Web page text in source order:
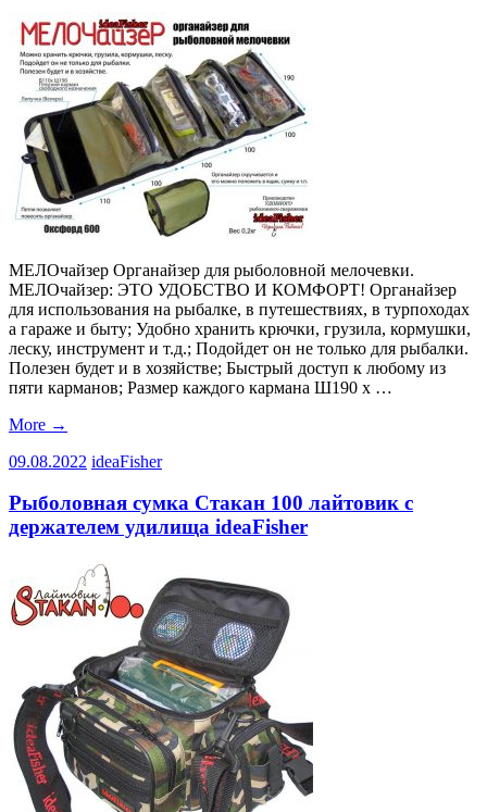
МЕЛОчайзер Органайзер для рыболовной мелочевки.
МЕЛОчайзер: ЭТО УДОБСТВО И КОМФОРТ! Органайзер
для использования на рыбалке, в путешествиях, в турпоходах
а гараже и быту; Удобно хранить крючки, грузила, кормушки,
леску, инструмент и т.д.; Подойдет он не только для рыбалки.
Полезен будет и в хозяйстве; Быстрый доступ к любому из
пяти карманов; Размер каждого кармана Ш190 х …
More →
09.08.2022 ideaFisher
Рыболовная сумка Стакан 100 лайтовик с
держателем удилища ideaFisher